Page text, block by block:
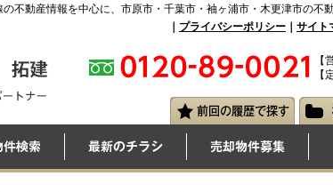
不動産情報を中心に、市原市・千葉市・袖ヶ浦市・木更津市の不
プライバシーポリシー サイト
【
【